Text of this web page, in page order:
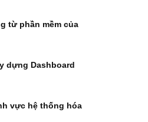
từ phần mềm của
dựng Dashboard
vực hệ thống hóa